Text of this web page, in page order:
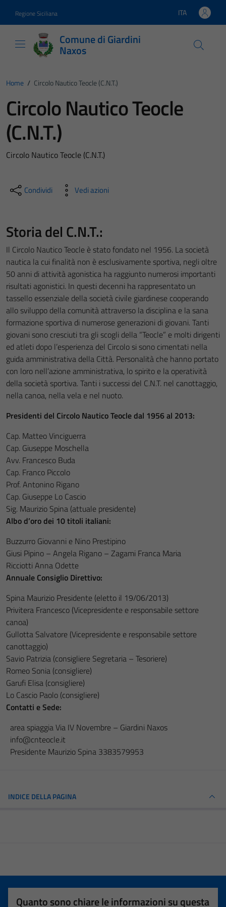
Regione Siciliana Lingua attiva:
ITA
Comune di Giardini
Naxos
Home / Circolo Nautico Teocle (C.N.T.)
Circolo Nautico Teocle
(C.N.T.)
Circolo Nautico Teocle (C.N.T.)
Condividi Vedi azioni
Storia del C.N.T.:
Il Circolo Nautico Teocle è stato fondato nel 1956. La società
nautica la cui finalità non è esclusivamente sportiva, negli oltre
50 anni di attività agonistica ha raggiunto numerosi importanti
risultati agonistici. In questi decenni ha rappresentato un
tassello essenziale della società civile giardinese cooperando
allo sviluppo della comunità attraverso la disciplina e la sana
formazione sportiva di numerose generazioni di giovani. Tanti
giovani sono cresciuti tra gli scogli della “Teocle” e molti dirigenti
ed atleti dopo l’esperienza del Circolo si sono cimentati nella
guida amministrativa della Città. Personalità che hanno portato
con loro nell’azione amministrativa, lo spirito e la operatività
della società sportiva. Tanti i successi del C.N.T. nel canottaggio,
nella canoa, nella vela e nel nuoto.
Presidenti del Circolo Nautico Teocle dal 1956 al 2013:
Cap. Matteo Vinciguerra
Cap. Giuseppe Moschella
Avv. Francesco Buda
Cap. Franco Piccolo
Prof. Antonino Rigano
Cap. Giuseppe Lo Cascio
Sig. Maurizio Spina (attuale presidente)
Albo d’oro dei 10 titoli italiani:
Buzzurro Giovanni e Nino Prestipino
Giusi Pipino – Angela Rigano – Zagami Franca Maria
Ricciotti Anna Odette
Annuale Consiglio Direttivo:
Spina Maurizio Presidente (eletto il 19/06/2013)
Privitera Francesco (Vicepresidente e responsabile settore
canoa)
Gullotta Salvatore (Vicepresidente e responsabile settore
canottaggio)
Savio Patrizia (consigliere Segretaria – Tesoriere)
Romeo Sonia (consigliere)
Garufi Elisa (consigliere)
Lo Cascio Paolo (consigliere)
Contatti e Sede:
area spiaggia Via IV Novembre – Giardini Naxos
info@cnteocle.it
Presidente Maurizio Spina 3383579953
INDICE DELLA PAGINA
Quanto sono chiare le informazioni su questa